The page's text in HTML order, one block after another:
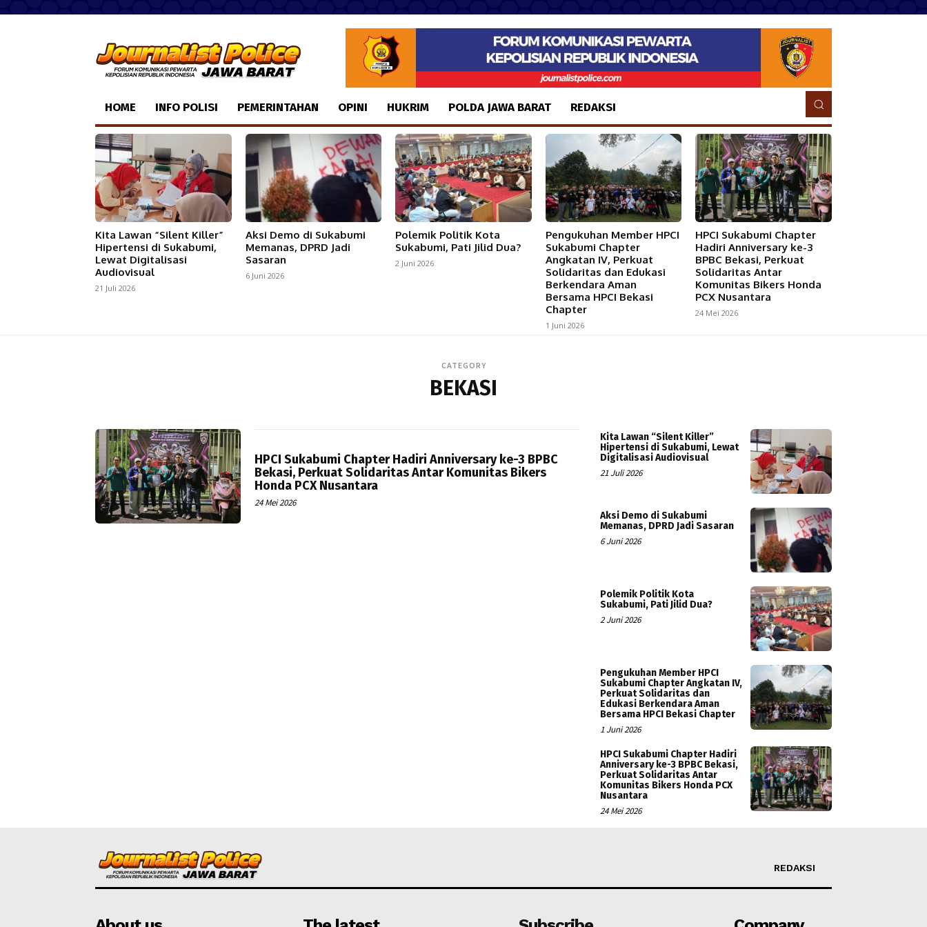
HOME INFO POLISI PEMERINTAHAN OPINI HUKRIM POLDA JAWA BARAT REDAKSI
Kita Lawan “Silent Killer”
Hipertensi di Sukabumi,
Lewat Digitalisasi
Audiovisual
21 Juli 2026
Aksi Demo di Sukabumi
Memanas, DPRD Jadi
Sasaran
6 Juni 2026
Polemik Politik Kota
Sukabumi, Pati Jilid Dua?
2 Juni 2026
Pengukuhan Member HPCI
Sukabumi Chapter
Angkatan IV, Perkuat
Solidaritas dan Edukasi
Berkendara Aman
Bersama HPCI Bekasi
Chapter
1 Juni 2026
HPCI Sukabumi Chapter
Hadiri Anniversary ke-3
BPBC Bekasi, Perkuat
Solidaritas Antar
Komunitas Bikers Honda
PCX Nusantara
24 Mei 2026
CATEGORY
BEKASI
HPCI Sukabumi Chapter Hadiri Anniversary ke-3 BPBC
Bekasi, Perkuat Solidaritas Antar Komunitas Bikers
Honda PCX Nusantara
24 Mei 2026
Kita Lawan “Silent Killer”
Hipertensi di Sukabumi, Lewat
Digitalisasi Audiovisual
21 Juli 2026
Aksi Demo di Sukabumi
Memanas, DPRD Jadi Sasaran
6 Juni 2026
Polemik Politik Kota
Sukabumi, Pati Jilid Dua?
2 Juni 2026
Pengukuhan Member HPCI
Sukabumi Chapter Angkatan IV,
Perkuat Solidaritas dan
Edukasi Berkendara Aman
Bersama HPCI Bekasi Chapter
1 Juni 2026
HPCI Sukabumi Chapter Hadiri
Anniversary ke-3 BPBC Bekasi,
Perkuat Solidaritas Antar
Komunitas Bikers Honda PCX
Nusantara
24 Mei 2026
REDAKSI